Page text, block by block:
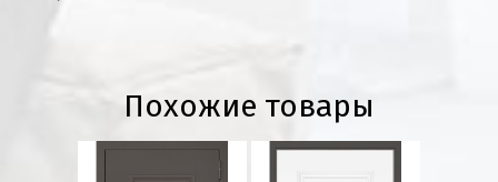
Похожие товары